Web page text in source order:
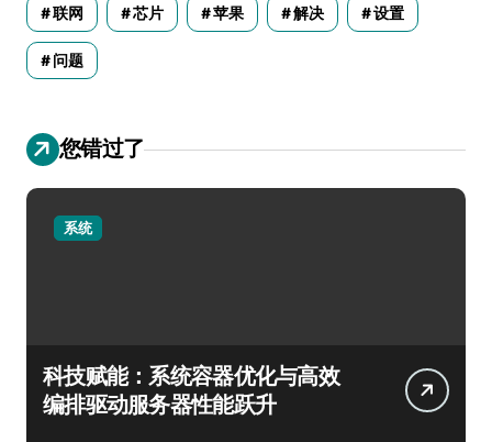
联网 芯片 苹果 解决 设置
问题
您错过了
系统
科技赋能：系统容器优化与高效
编排驱动服务器性能跃升